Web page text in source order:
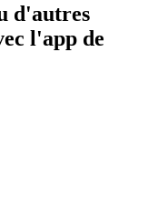
d'autres
l'app de